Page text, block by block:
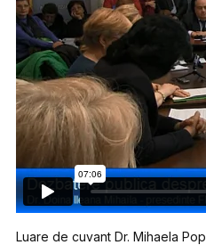
Luare de cuvant Dr. Mihaela Pop